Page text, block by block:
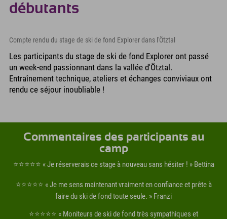
débutants
Compte rendu du stage de ski de fond Explorer dans l'Ötztal
Les participants du stage de ski de fond Explorer ont passé
un week-end passionnant dans la vallée d'Ötztal.
Entraînement technique, ateliers et échanges conviviaux ont
rendu ce séjour inoubliable !
Commentaires des participants au
camp
⭐️⭐️⭐️⭐️⭐️ « Je réserverais ce stage à nouveau sans hésiter ! » Bettina
⭐️⭐️⭐️⭐️⭐️ « Je me sens maintenant vraiment en confiance et prête à
faire du ski de fond toute seule. » Franzi
⭐️⭐️⭐️⭐️⭐️ « Moniteurs de ski de fond très sympathiques et